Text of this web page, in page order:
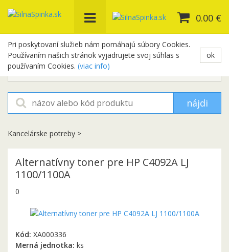
Pri poskytovaní služieb nám pomáhajú súbory Cookies.
Používaním našich stránok vyjadrujete svoj súhlas s
používaním Cookies. (viac info)
ok
0.00 €
+421 948 654 329
objednavky@silnaspinka.sk
nájdi
Kancelárske potreby >
Alternatívny toner pre HP C4092A LJ
1100/1100A
0
Kód: XA000336
Merná jednotka: ks